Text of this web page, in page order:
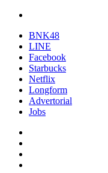
BNK48
LINE
Facebook
Starbucks
Netflix
Longform
Advertorial
Jobs